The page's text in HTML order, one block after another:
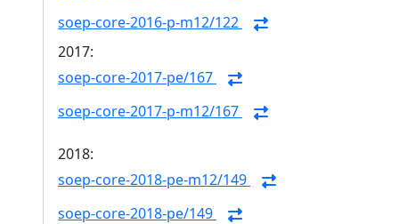
soep-core-2016-p-m12/122
2017:
soep-core-2017-pe/167
soep-core-2017-p-m12/167
2018:
soep-core-2018-pe-m12/149
soep-core-2018-pe/149